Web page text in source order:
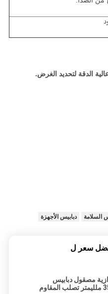
الدقة لتحديد الغرض.
السلامة دبابيس الأجهزة
سعر ل
موازية مصقول دبابيس
السحابة 6 × 35 ملليمتر تصلب المقاوم